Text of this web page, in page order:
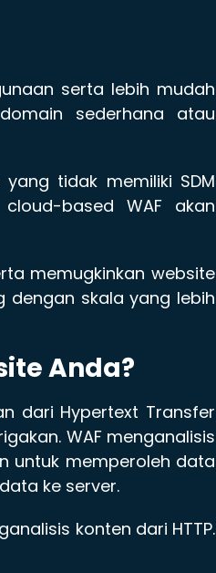
serta lebih mudah
sederhana atau
tidak memiliki SDM
based WAF akan
memugkinkan website
dengan skala yang lebih
Anda?
dari Hypertext Transfer
WAF menganalisis
untuk memperoleh data
ke server.
konten dari HTTP.